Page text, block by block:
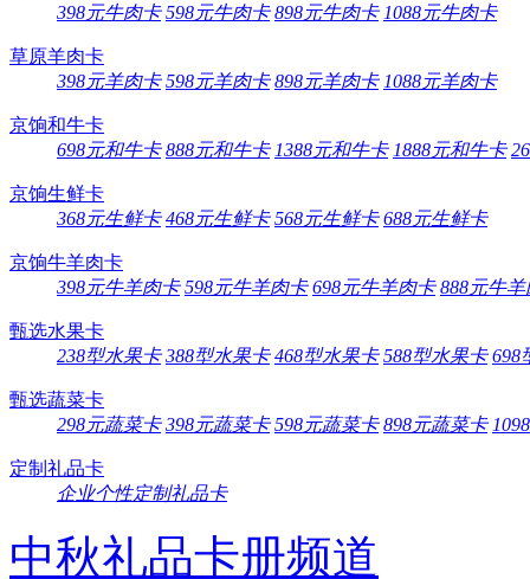
398元牛肉卡 598元牛肉卡 898元牛肉卡 1088元牛肉卡
草原羊肉卡
398元羊肉卡 598元羊肉卡 898元羊肉卡 1088元羊肉卡
京饷和牛卡
698元和牛卡 888元和牛卡 1388元和牛卡 1888元和牛卡
京饷生鲜卡
368元生鲜卡 468元生鲜卡 568元生鲜卡 688元生鲜卡
京饷牛羊肉卡
398元牛羊肉卡 598元牛羊肉卡 698元牛羊肉卡 888元牛羊
甄选水果卡
238型水果卡 388型水果卡 468型水果卡 588型水果卡 698
甄选蔬菜卡
298元蔬菜卡 398元蔬菜卡 598元蔬菜卡 898元蔬菜卡
定制礼品卡
企业个性定制礼品卡
中秋礼品卡册频道